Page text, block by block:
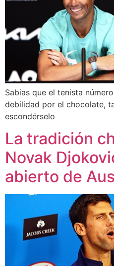
Sabias que el tenista
debilidad por el chocolate,
escondérselo
La tradición
Novak
abierto de